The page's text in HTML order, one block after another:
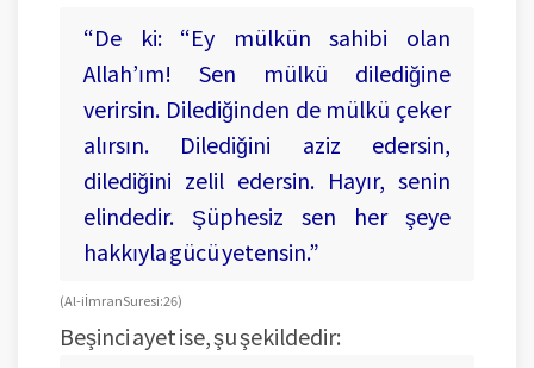
“De ki: “Ey mülkün sahibi olan
Allah’ım! Sen mülkü dilediğine
verirsin. Dilediğinden de mülkü çeker
alırsın. Dilediğini aziz edersin,
dilediğini zelil edersin. Hayır, senin
elindedir. Şüphesiz sen her şeye
hakkıyla gücü yetensin.”
(Al-i İmran Suresi: 26)
Beşinci ayet ise, şu şekildedir: